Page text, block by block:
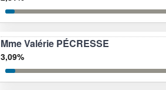
Mme Valérie PÉCRESSE
3,09%